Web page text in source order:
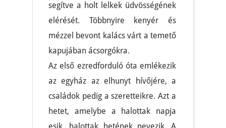
segítve a holt lelkek üdvösségének
elérését. Többnyire kenyér és
mézzel bevont kalács várt a temető
kapujában ácsorgókra.
Az első ezredforduló óta emlékezik
az egyház az elhunyt hívőjére, a
családok pedig a szeretteikre. Azt a
hetet, amelybe a halottak napja